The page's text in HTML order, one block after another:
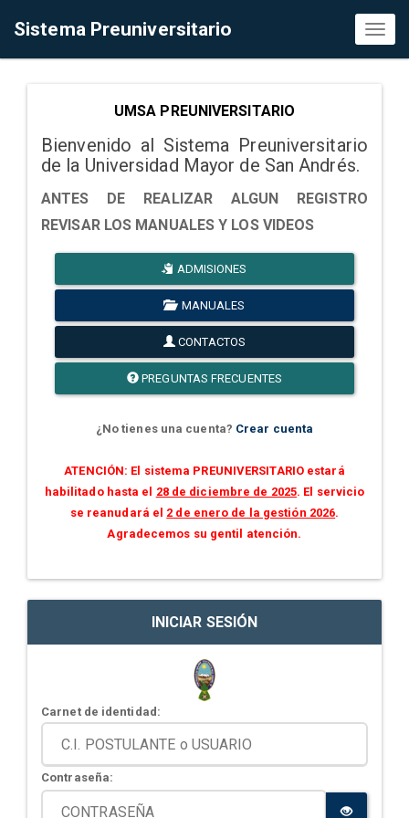
Sistema Preuniversitario
UMSA PREUNIVERSITARIO
Bienvenido al Sistema Preuniversitario
de la Universidad Mayor de San Andrés.
ANTES DE REALIZAR ALGUN REGISTRO
REVISAR LOS MANUALES Y LOS VIDEOS
ADMISIONES
MANUALES
CONTACTOS
PREGUNTAS FRECUENTES
¿No tienes una cuenta? Crear cuenta
ATENCIÓN: El sistema PREUNIVERSITARIO estará
habilitado hasta el 28 de diciembre de 2025. El servicio
se reanudará el 2 de enero de la gestión 2026.
Agradecemos su gentil atención.
INICIAR SESIÓN
Carnet de identidad:
Contraseña: